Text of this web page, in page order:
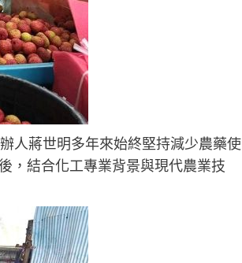
人蔣世明多年來始終堅持減少農藥使
，結合化工專業背景與現代農業技